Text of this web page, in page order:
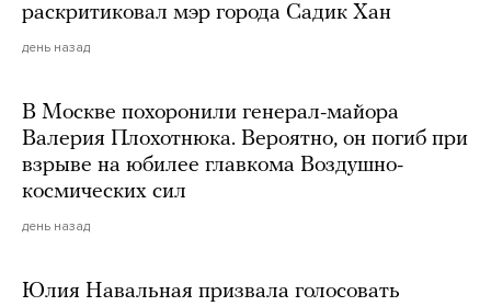
раскритиковал мэр города Садик Хан
день назад
В Москве похоронили генерал-майора
Валерия Плохотнюка. Вероятно, он погиб при
взрыве на юбилее главкома Воздушно-
космических сил
день назад
Юлия Навальная призвала голосовать